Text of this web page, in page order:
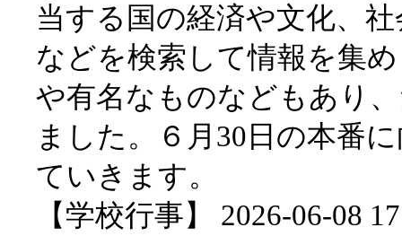
当する国の経済や文化、
などを検索して情報を集
や有名なものなどもあり
ました。６月30日の本番
ていきます。
【学校行事】 2026-06-08